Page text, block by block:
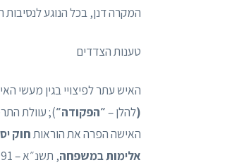
המקרה דנן, בכל הנוגע
טענות הצדדים
האיש עתר לפיצויי בגין מעשי
(להלן –״הפקודה״
האישה הפרה את הוראותחוק
אלימות במשפחה, תשנ״א – 1991 (להלן –